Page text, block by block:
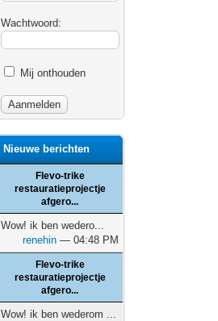
Wachtwoord:
Mij onthouden
Nieuwe berichten
Flevo-trike
restauratieprojectje
afgero...
Wow! ik ben wedero...
renehin — 04:48 PM
Flevo-trike
restauratieprojectje
afgero...
Wow! ik ben wederom ...